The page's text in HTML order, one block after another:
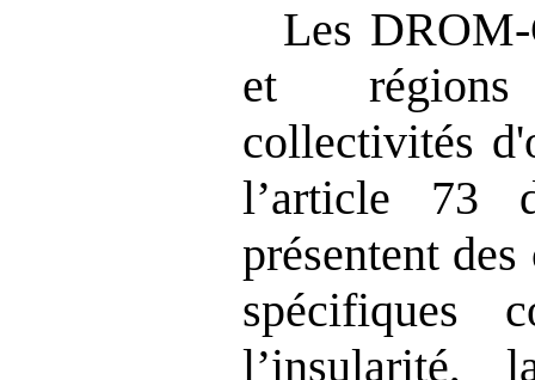
Les
et
collectivités
l’article 73
présentent
spécifiques
l’insularité,